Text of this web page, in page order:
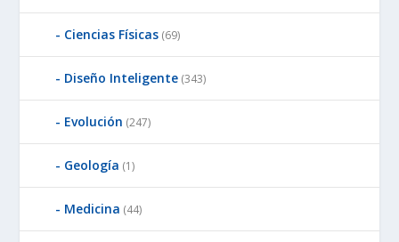
Ciencias Físicas (69)
Diseño Inteligente (343)
Evolución (247)
Geología (1)
Medicina (44)